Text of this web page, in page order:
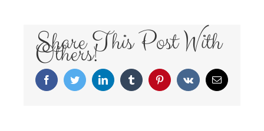
Share This Post With
Others!
FacebookTwitterLinkedIn Tumblr PinterestVk
E-
mail